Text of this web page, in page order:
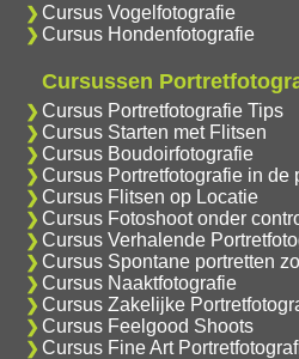
Cursus Vogelfotografie
Cursus Hondenfotografie
Cursussen
Cursus Portretfotografie Tips
Cursus Starten met Flitsen
Cursus Boudoirfotografie
Cursus Portretfotografie in de
Cursus Flitsen op Locatie
Cursus Fotoshoot onder
Cursus Verhalende
Cursus Spontane portretten
Cursus Naaktfotografie
Cursus Zakelijke
Cursus Feelgood Shoots
Cursus Fine Art